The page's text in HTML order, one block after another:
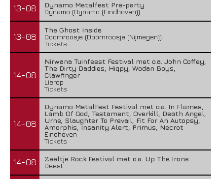
13-08
Dynamo Metalfest Pre-party
Dynamo (Dynamo (Eindhoven))
13-08
The Ghost Inside
Doornroosje (Doornroosje (Nijmegen))
Tickets
14-08
Nirwana Tuinfeest Festival met o.a. John Coffey,
The Dirty Daddies, Hiqpy, Wodan Boys,
Clawfinger
Lierop
Tickets
14-08
Dynamo MetalFest Festival met o.a. In Flames,
Lamb Of God, Testament, Overkill, Death Angel,
Urne, Slaughter To Prevail, Fit For An Autopsy,
Amorphis, Insanity Alert, Primus, Necrot
Eindhoven
Tickets
14-08
Zeeltje Rock Festival met o.a. Up The Irons
Deest